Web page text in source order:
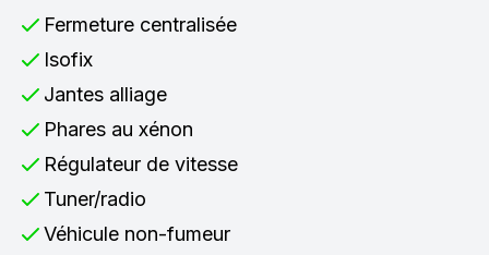
Fermeture centralisée
Isofix
Jantes alliage
Phares au xénon
Régulateur de vitesse
Tuner/radio
Véhicule non-fumeur